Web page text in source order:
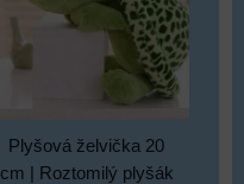
Plyšová želvička 20
cm | Roztomilý plyšák